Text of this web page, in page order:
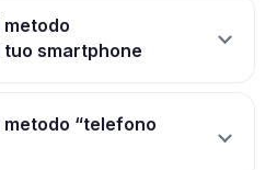
metodo
smartphone
“telefono